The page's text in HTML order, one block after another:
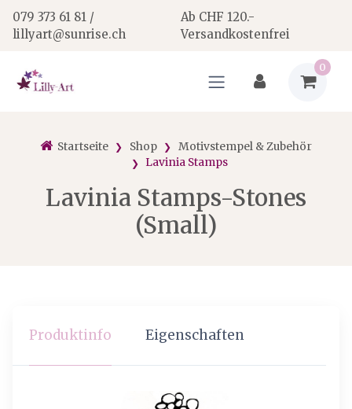
079 373 61 81 /
lillyart@sunrise.ch
Ab CHF 120.-
Versandkostenfrei
0
Startseite Shop
Motivstempel & Zubehör
Lavinia Stamps
Lavinia Stamps-Stones
(Small)
Produktinfo Eigenschaften